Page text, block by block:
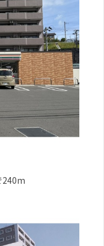
240m